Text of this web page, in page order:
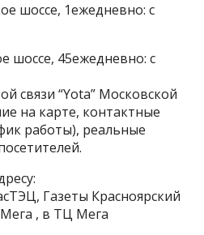
шоссе, 1ежедневно: с
шоссе, 45ежедневно: с
связи “Yota” Московской
на карте, контактные
работы), реальные
Газеты Красноярский
, в ТЦ Мега